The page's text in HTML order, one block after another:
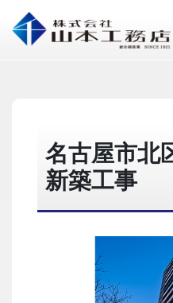
名古屋市北
新築工事